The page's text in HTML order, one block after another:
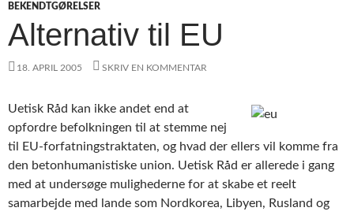
BEKENDTGØRELSER
Alternativ til EU
18. APRIL 2005 SKRIV EN KOMMENTAR
Uetisk Råd kan ikke andet end at
opfordre befolkningen til at stemme nej
til EU-forfatningstraktaten, og hvad der ellers vil komme fra
den betonhumanistiske union. Uetisk Råd er allerede i gang
med at undersøge mulighederne for at skabe et reelt
samarbejde med lande som Nordkorea, Libyen, Rusland og